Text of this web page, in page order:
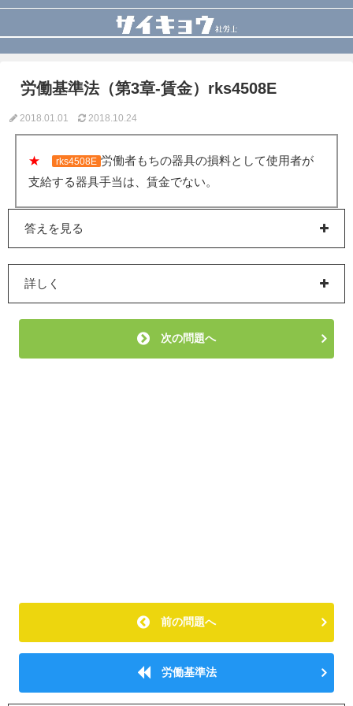
労働基準法（第3章-賃金）rks4508E
2018.01.01 2018.10.24
★ rks4508E 労働者もちの器具の損料として使用者が
支給する器具手当は、賃金でない。
答えを見る
詳しく
次の問題へ
前の問題へ
労働基準法